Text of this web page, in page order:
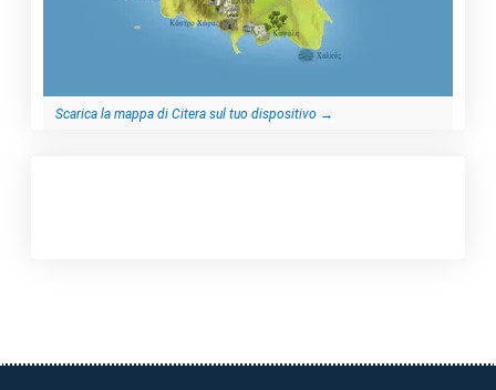
Scarica la mappa di Citera sul tuo dispositivo →